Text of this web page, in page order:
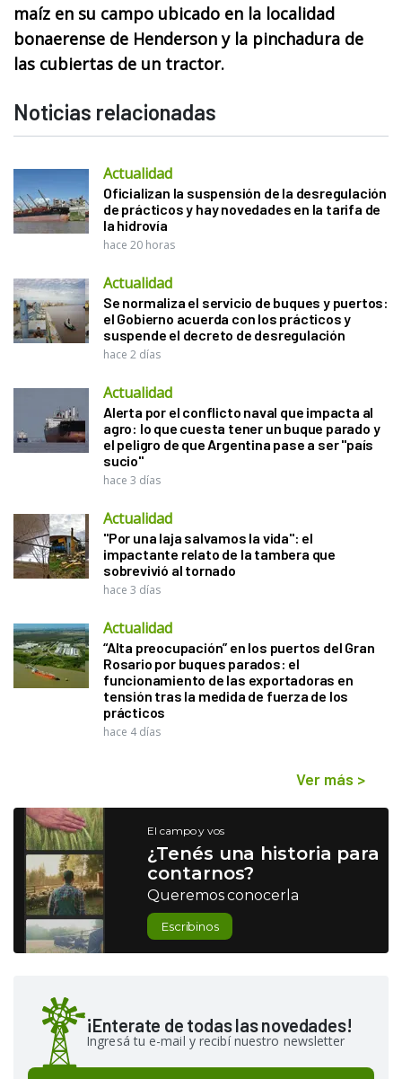
maíz en su campo ubicado en la localidad
bonaerense de Henderson y la pinchadura de
las cubiertas de un tractor.
Noticias relacionadas
Actualidad
Oficializan la suspensión de la desregulación
de prácticos y hay novedades en la tarifa de
la hidrovía
hace 20 horas
Actualidad
Se normaliza el servicio de buques y puertos:
el Gobierno acuerda con los prácticos y
suspende el decreto de desregulación
hace 2 días
Actualidad
Alerta por el conflicto naval que impacta al
agro: lo que cuesta tener un buque parado y
el peligro de que Argentina pase a ser "país
sucio"
hace 3 días
Actualidad
"Por una laja salvamos la vida": el
impactante relato de la tambera que
sobrevivió al tornado
hace 3 días
Actualidad
“Alta preocupación” en los puertos del Gran
Rosario por buques parados: el
funcionamiento de las exportadoras en
tensión tras la medida de fuerza de los
prácticos
hace 4 días
Ver más >
El campo y vos
¿Tenés una historia para
contarnos?
Queremos conocerla
Escribinos
¡Enterate de todas las novedades!
Ingresá tu e-mail y recibí nuestro newsletter